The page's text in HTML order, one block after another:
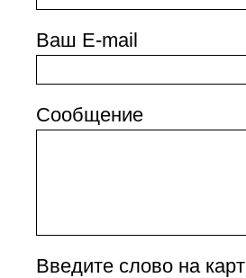
Ваш E-mail
Сообщение
Введите слово на